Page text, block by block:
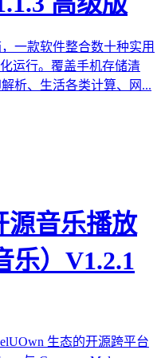
一款软件整合数十种实用
运行。覆盖手机存储清
析、生活各类计算、网...
源音乐播放
乐）V1.2.1
生态的开源跨平台